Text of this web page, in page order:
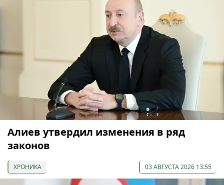
Алиев утвердил изменения в ряд
законов
ХРОНИКА 03 АВГУСТА 2026 13:55